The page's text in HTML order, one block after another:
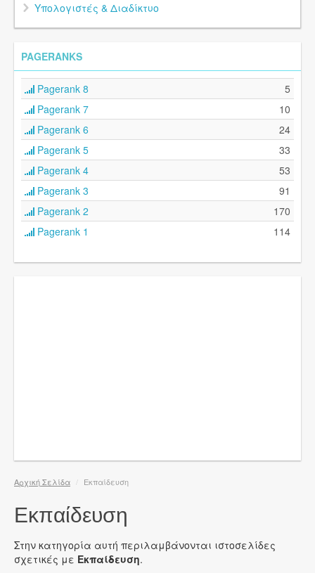
Υπολογιστές & Διαδίκτυο
PAGERANKS
Pagerank 8
5
Pagerank 7
10
Pagerank 6
24
Pagerank 5
33
Pagerank 4
53
Pagerank 3
91
Pagerank 2
170
Pagerank 1
114
Αρχική Σελίδα / Εκπαίδευση
Εκπαίδευση
Στην κατηγορία αυτή περιλαμβάνονται ιστοσελίδες
σχετικές με Εκπαίδευση.